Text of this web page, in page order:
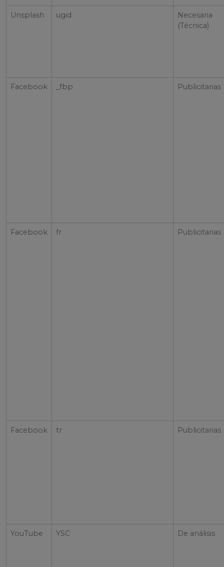
Unsplash ugid
Necesaria
(Técnica)
Facebook _fbp Publicitarias
Facebook fr Publicitarias
Facebook tr Publicitarias
YouTube YSC De análisis